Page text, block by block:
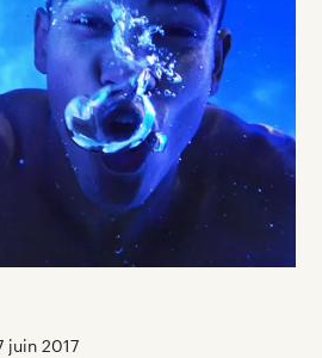
juin 2017